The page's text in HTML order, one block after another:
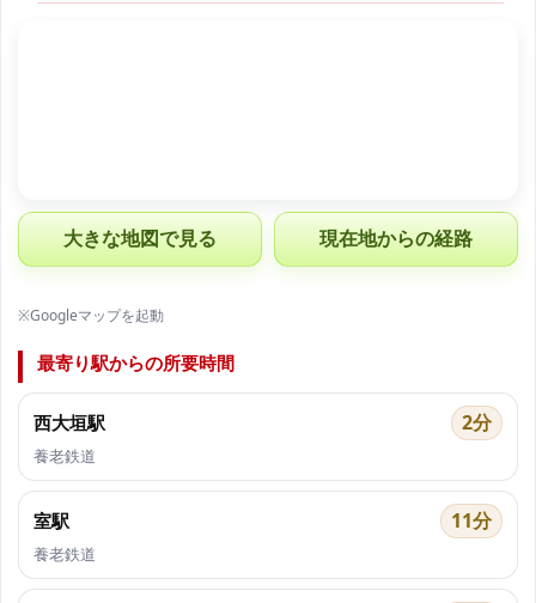
大きな地図で見る 現在地からの経路
※Googleマップを起動
最寄り駅からの所要時間
西大垣駅 2分
養老鉄道
室駅 11分
養老鉄道